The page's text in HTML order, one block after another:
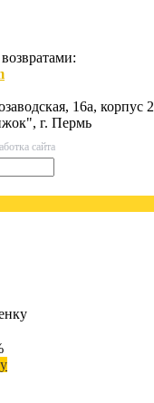
16а, корпус 2
г. Пермь
сайта